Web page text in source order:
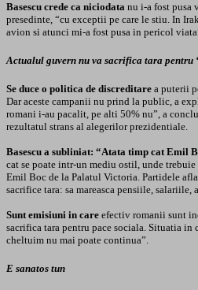
Basescu crede ca niciodata nu i-a fost pusa
presedinte, “cu exceptii pe care le stiu. In
avion si atunci mi-a fost pusa in pericol
Actualul guvern nu va sacrifica tara pentru
Se duce o politica de discreditare a puterii
Dar aceste campanii nu prind la public, a
romani i-au pacalit, pe alti 50% nu”, a
rezultatul strans al alegerilor prezidentiale.
Basescu a subliniat: “Atata timp cat Emil
cat se poate intr-un mediu ostil, unde
Emil Boc de la Palatul Victoria. Partidele
sacrifice tara: sa mareasca pensiile, salariile,
Sunt emisiuni in care efectiv romanii sunt
sacrifica tara pentru pace sociala. Situatia in
cheltuim nu mai poate continua”.
E sanatos tun